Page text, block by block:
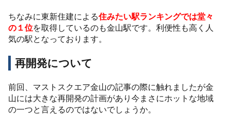
ちなみに東新住建による住みたい駅ランキングでは堂々
の１位を取得しているのも金山駅です。利便性も高く人
気の駅となっております。
再開発について
前回、マストスクエア金山の記事の際に触れましたが金
山には大きな再開発の計画があり今まさにホットな地域
の一つと言えるのではないでしょうか。